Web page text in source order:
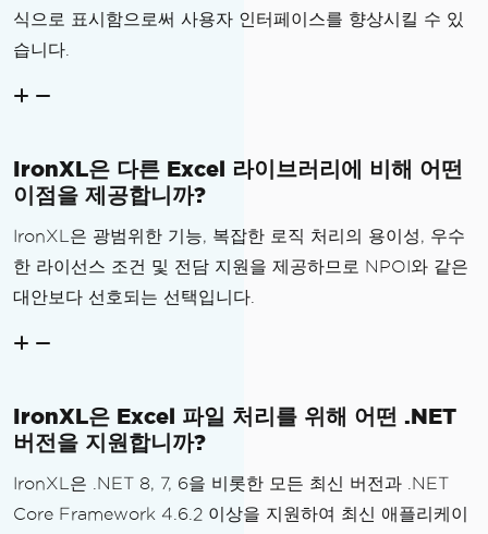
식으로 표시함으로써 사용자 인터페이스를 향상시킬 수 있
습니다.
IronXL은 다른 Excel 라이브러리에 비해 어떤
이점을 제공합니까?
IronXL은 광범위한 기능, 복잡한 로직 처리의 용이성, 우수
한 라이선스 조건 및 전담 지원을 제공하므로 NPOI와 같은
대안보다 선호되는 선택입니다.
IronXL은 Excel 파일 처리를 위해 어떤 .NET
버전을 지원합니까?
IronXL은 .NET 8, 7, 6을 비롯한 모든 최신 버전과 .NET
Core Framework 4.6.2 이상을 지원하여 최신 애플리케이